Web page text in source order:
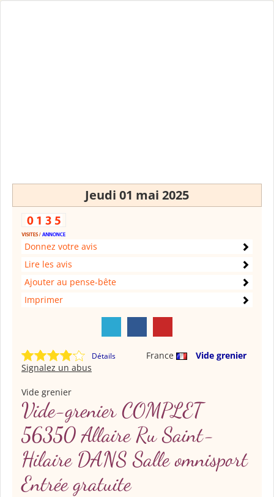
Jeudi 01 mai 2025
Donnez votre avis
Lire les avis
Ajouter au pense-bête
Imprimer
Détails France
Vide grenier
Signalez un abus
Vide grenier
Vide-grenier COMPLET
56350 Allaire Ru Saint-
Hilaire DANS Salle omnisport
Entrée gratuite